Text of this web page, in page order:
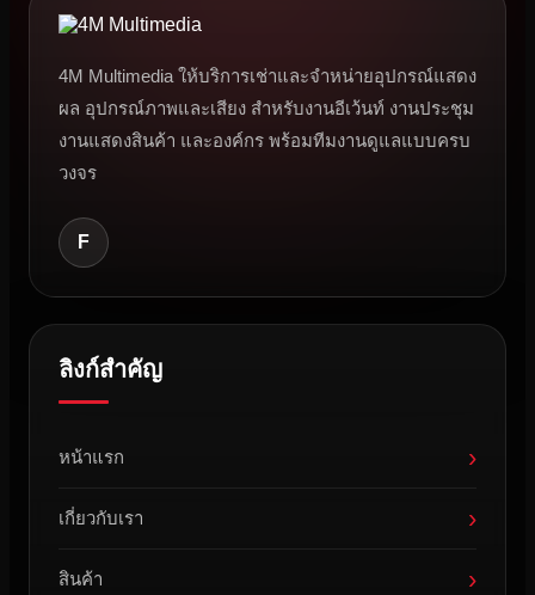
4M Multimedia ให้บริการเช่าและจำหน่ายอุปกรณ์แสดง
ผล อุปกรณ์ภาพและเสียง สำหรับงานอีเว้นท์ งานประชุม
งานแสดงสินค้า และองค์กร พร้อมทีมงานดูแลแบบครบ
วงจร
F
ลิงก์สำคัญ
หน้าแรก ›
เกี่ยวกับเรา ›
สินค้า ›